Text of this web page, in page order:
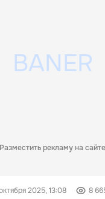
Разместить рекламу на сайте
2025, 13:08 8